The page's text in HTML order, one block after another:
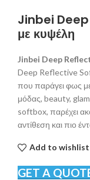
Jinbei
με κυψέλη
Jinbei Deep
Deep Reflective
που παράγει φως
μόδας, beauty,
softbox, παρέχει
αντίθεση και πιο
Add to wishlist
GET A